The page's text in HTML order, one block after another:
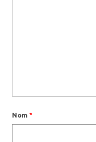
Nom *